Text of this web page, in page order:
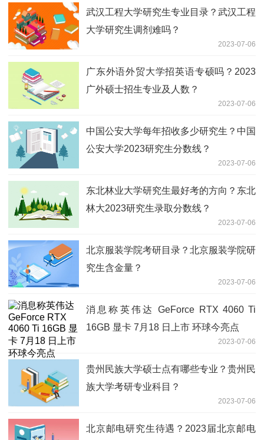
武汉工程大学研究生专业目录？武汉工程
大学研究生调剂难吗？
2023-07-06
广东外语外贸大学招英语专硕吗？2023
广外硕士招生专业及人数？
2023-07-06
中国公安大学每年招收多少研究生？中国
公安大学2023研究生分数线？
2023-07-06
东北林业大学研究生最好考的方向？东北
林大2023研究生录取分数线？
2023-07-06
北京服装学院考研目录？北京服装学院研
究生含金量？
2023-07-06
消息称英伟达 GeForce RTX 4060 Ti
16GB 显卡 7月18 日上市 环球今亮点
2023-07-06
贵州民族大学硕士点有哪些专业？贵州民
族大学考研专业科目？
2023-07-06
北京邮电研究生待遇？2023届北京邮电